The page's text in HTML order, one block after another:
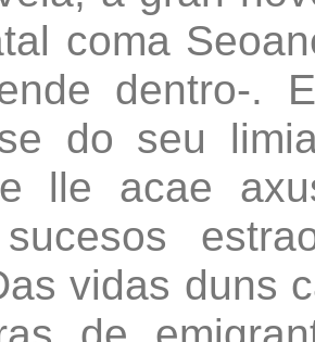
coma
dentro-.
do seu
lle acae
vidas duns